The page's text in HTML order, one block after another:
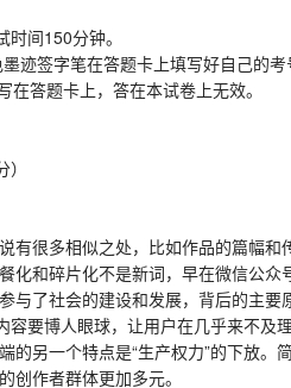
间150分钟。
签字笔在答题卡上填写好自己的考
答题卡上，答在本试卷上无效。
很多相似之处，比如作品的篇幅和
化和碎片化不是新词，早在微信公
与了社会的建设和发展，背后的主
容要博人眼球，让用户在几乎来不及
一个特点是“生产权力”的下放。
创作者群体更加多元。